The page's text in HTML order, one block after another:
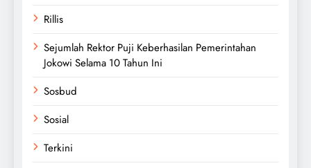
Rillis
Sejumlah Rektor Puji Keberhasilan Pemerintahan
Jokowi Selama 10 Tahun Ini
Sosbud
Sosial
Terkini